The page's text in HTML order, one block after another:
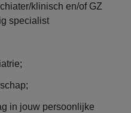
klinisch en/of GZ
specialist
in jouw persoonlijke